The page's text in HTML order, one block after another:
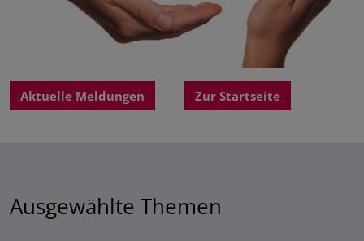
Aktuelle Meldungen Zur Startseite
Ausgewählte Themen